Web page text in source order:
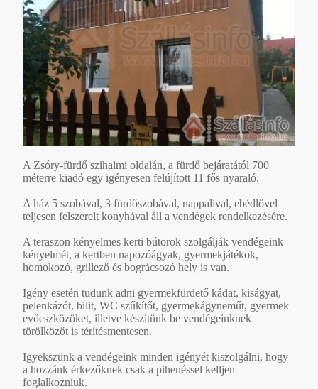
A Zsóry-fürdő szihalmi oldalán, a fürdő bejáratától 700
méterre kiadó egy igényesen felújított 11 fős nyaraló.
A ház 5 szobával, 3 fürdőszobával, nappalival, ebédlővel
teljesen felszerelt konyhával áll a vendégek rendelkezésére.
A teraszon kényelmes kerti bútorok szolgálják vendégeink
kényelmét, a kertben napozóágyak, gyermekjátékok,
homokozó, grillező és bográcsozó hely is van.
Igény esetén tudunk adni gyermekfürdető kádat, kiságyat,
pelenkázót, bilit, WC szűkítőt, gyermekágyneműt, gyermek
evőeszközöket, illetve készítünk be vendégeinknek
törölközőt is térítésmentesen.
Igyekszünk a vendégeink minden igényét kiszolgálni, hogy
a hozzánk érkezőknek csak a pihenéssel kelljen
foglalkozniuk.